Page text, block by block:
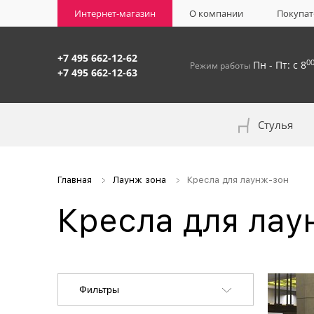
Интернет-магазин О компании
+7 495 662-12-62
+7 495 662-12-63
Режим работы Пн - Пт: с 800
Стулья
Главная Лаунж зона Кресла для лаунж-зон
Кресла для
Фильтры